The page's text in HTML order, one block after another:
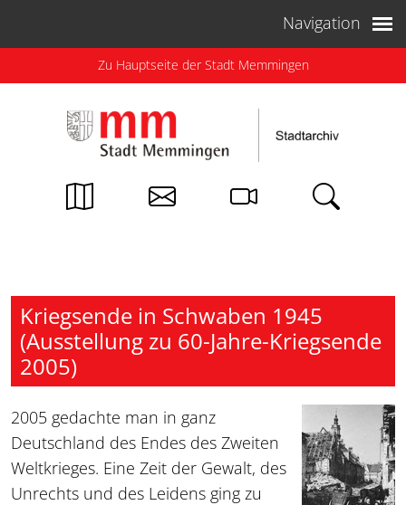
Navigation
Zu Hauptseite der Stadt Memmingen
Kriegsende in Schwaben 1945
(Ausstellung zu 60-Jahre-Kriegsende
2005)
2005 gedachte man in ganz
Deutschland des Endes des Zweiten
Weltkrieges. Eine Zeit der Gewalt, des
Unrechts und des Leidens ging zu